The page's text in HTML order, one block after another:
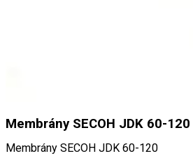
Membrány SECOH JDK 60-120
Membrány SECOH JDK 60-120